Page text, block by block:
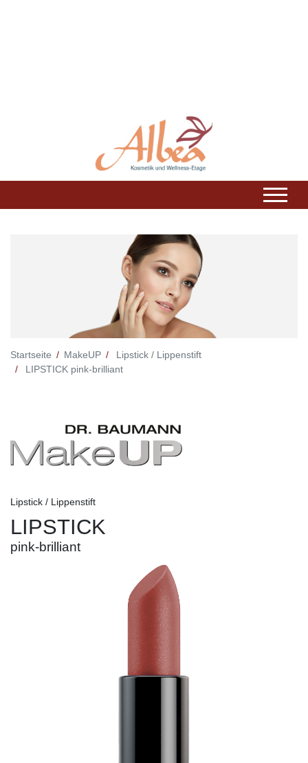
Startseite MakeUP
Lipstick / Lippenstift
LIPSTICK pink-brilliant
Lipstick / Lippenstift
LIPSTICK
pink-brilliant